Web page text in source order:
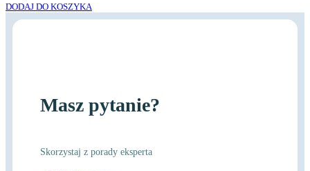
DODAJ DO KOSZYKA
Masz pytanie?
Skorzystaj z porady eksperta